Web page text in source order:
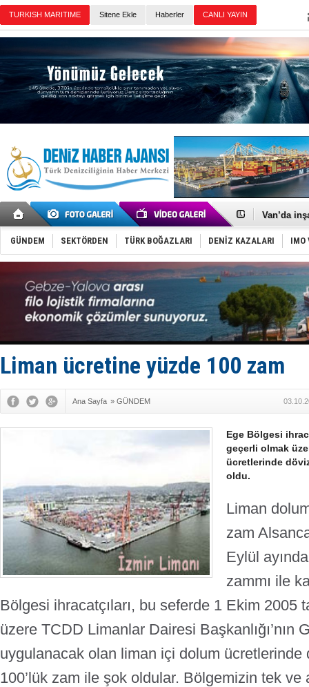
TURKISH MARITIME Sitene Ekle Haberler CANLI YAYIN
Van’da
ASEAN ilk
TAYK -
İstanbul
Tersane
İngiliz
FESCO,
DESE,
35 milyon
Yüzyıl
GÜNDEM SEKTÖRDEN TÜRK BOĞAZLARI DENİZ KAZALARI IMO
Liman ücretine yüzde 100 zam
Ana Sayfa » GÜNDEM
Ege Bölgesi
geçerli olmak
ücretlerinde
oldu.
Liman
zam
Eylül
zammı ile
Bölgesi ihracatçıları, bu seferde 1 Ekim 2005
üzere TCDD Limanlar Dairesi Başkanlığı’nın
uygulanacak olan liman içi dolum ücretlerinde
100’lük zam ile şok oldular. Bölgemizin tek ve